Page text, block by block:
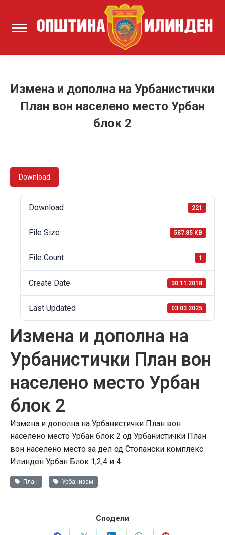
Измена и дополна на Урбанистички
План вон населено место Урбан
блок 2
Download
Download 221
File Size 587.85 KB
File Count 1
Create Date 30.11.2018
Last Updated 03.03.2025
Измена и дополна на
Урбанистички План вон
населено место Урбан
блок 2
Измена и дополна на Урбанистички План вон
населено место Урбан блок 2 од Урбанистички План
вон населено место за дел од Стопански комплекс
Илинден Урбан Блок 1,2,4 и 4
План Урбанизам
Сподели